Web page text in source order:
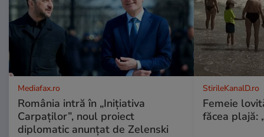
Mediafax.ro
România intră în „Inițiativa
Carpaților”, noul proiect
diplomatic anunțat de Zelenski
StirileKanalD.ro
Femeie
făcea plajă: